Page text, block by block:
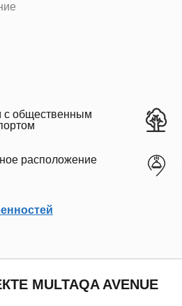
с общественным
расположение
MULTAQA AVENUE